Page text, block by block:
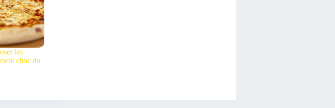
les
choc du